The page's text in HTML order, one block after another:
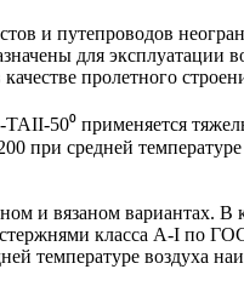
и путепроводов
для эксплуатации
пролетного
50⁰ применяется
при средней
и вязаном вариантах.
класса А-I по
воздуха